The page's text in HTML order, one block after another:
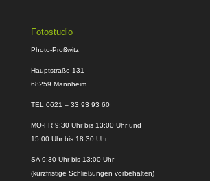
Fotostudio
Photo-Proßwitz
Hauptstraße 131
68259 Mannheim
TEL 0621 – 33 93 93 60
MO-FR 9:30 Uhr bis 13:00 Uhr und
15:00 Uhr bis 18:30 Uhr
SA 9:30 Uhr bis 13:00 Uhr
(kurzfristige Schließungen vorbehalten)